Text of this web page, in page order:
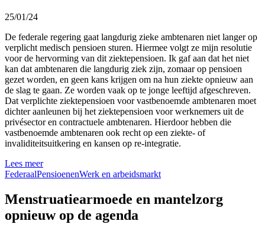
25/01/24
De federale regering gaat langdurig zieke ambtenaren niet langer op
verplicht medisch pensioen sturen. Hiermee volgt ze mijn resolutie
voor de hervorming van dit ziektepensioen. Ik gaf aan dat het niet
kan dat ambtenaren die langdurig ziek zijn, zomaar op pensioen
gezet worden, en geen kans krijgen om na hun ziekte opnieuw aan
de slag te gaan. Ze worden vaak op te jonge leeftijd afgeschreven.
Dat verplichte ziektepensioen voor vastbenoemde ambtenaren moet
dichter aanleunen bij het ziektepensioen voor werknemers uit de
privésector en contractuele ambtenaren. Hierdoor hebben die
vastbenoemde ambtenaren ook recht op een ziekte- of
invaliditeitsuitkering en kansen op re-integratie.
Lees meer
FederaalPensioenenWerk en arbeidsmarkt
Menstruatiearmoede en mantelzorg
opnieuw op de agenda